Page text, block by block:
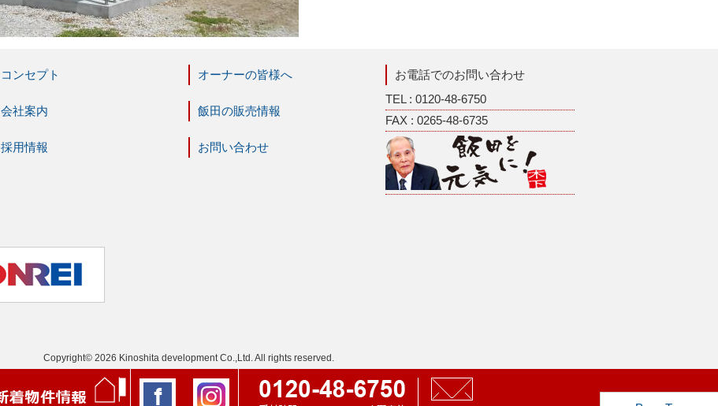
コンセプト
会社案内
採用情報
オーナーの皆様へ
飯田の販売情報
お問い合わせ
お電話でのお問い合わせ
TEL : 0120-48-6750
FAX : 0265-48-6735
Copyright© 2026 Kinoshita development Co.,Ltd. All rights reserved.